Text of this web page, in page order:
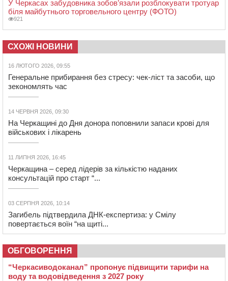
У Черкасах забудовника зобов’язали розблокувати тротуар
біля майбутнього торговельного центру (ФОТО)
921
СХОЖІ НОВИНИ
16 ЛЮТОГО 2026, 09:55
Генеральне прибирання без стресу: чек-ліст та засоби, що
зекономлять час
14 ЧЕРВНЯ 2026, 09:30
На Черкащині до Дня донора поповнили запаси крові для
військових і лікарень
11 ЛИПНЯ 2026, 16:45
Черкащина – серед лідерів за кількістю наданих
консультацій про старт “...
03 СЕРПНЯ 2026, 10:14
Загибель підтвердила ДНК-експертиза: у Смілу
повертається воїн “на щиті...
ОБГОВОРЕННЯ
“Черкасиводоканал” пропонує підвищити тарифи на
воду та водовідведення з 2027 року